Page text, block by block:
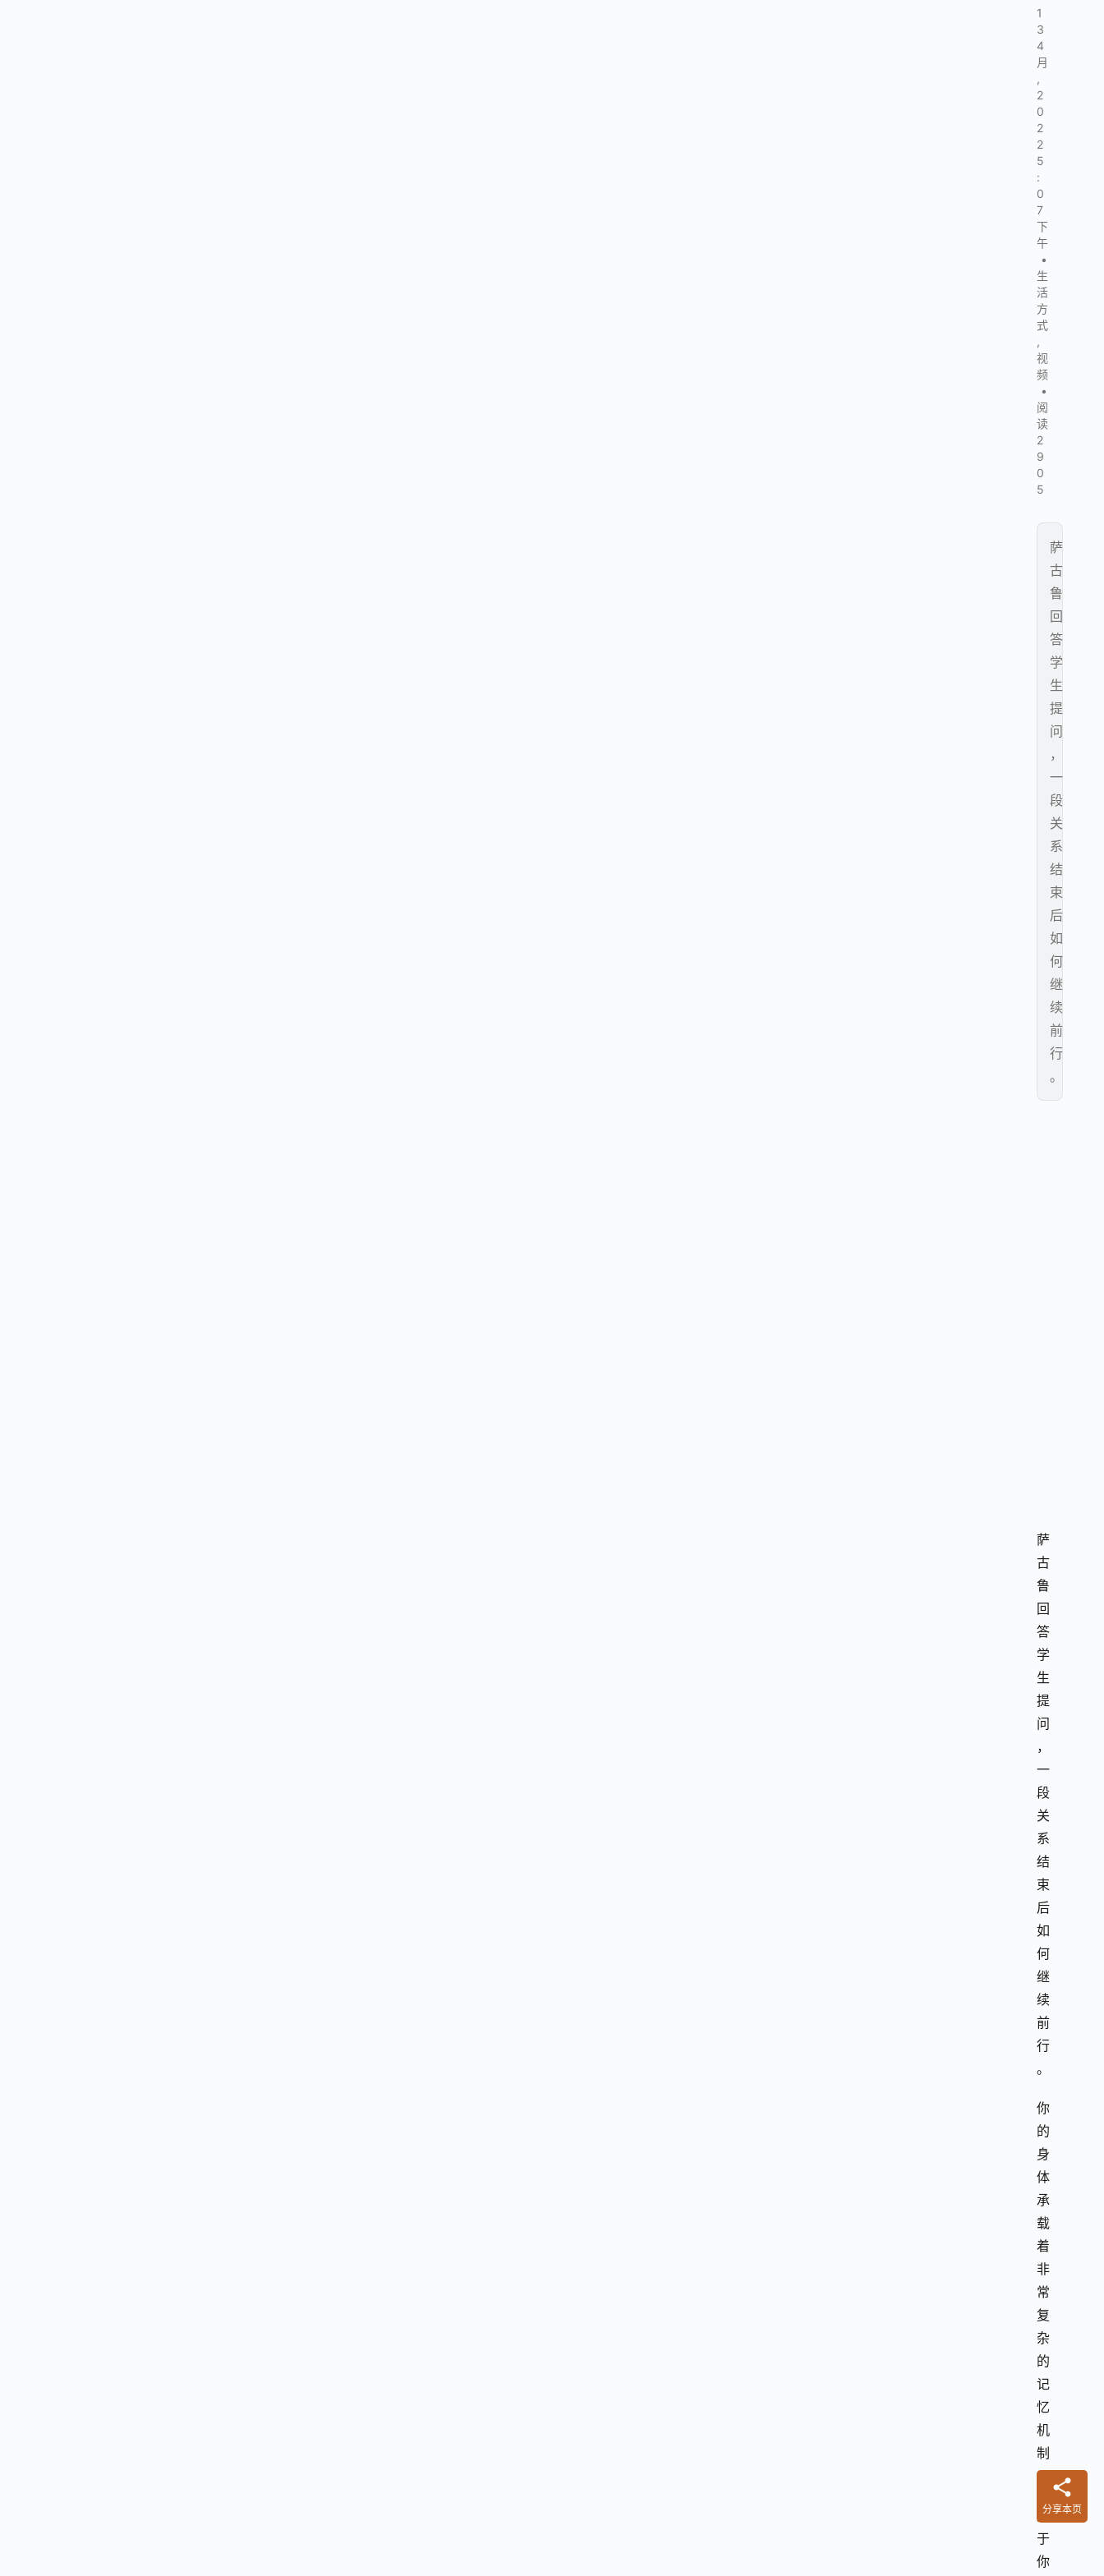
1
3
4
月
,
2
0
2
2
5
:
0
7
下
午
•
生
活
方
式
,
视
频
•
阅
读
2
9
0
5
萨
古
鲁
回
答
学
生
提
问
，
一
段
关
系
结
束
后
如
何
继
续
前
行
。
萨
古
鲁
回
答
学
生
提
问
，
一
段
关
系
结
束
后
如
何
继
续
前
行
。
你
的
身
体
承
载
着
非
常
复
杂
的
记
忆
机
制
。
对
于
你
分享本页